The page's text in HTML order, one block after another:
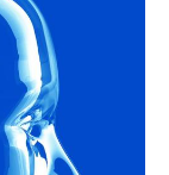
Weltgeschehen.